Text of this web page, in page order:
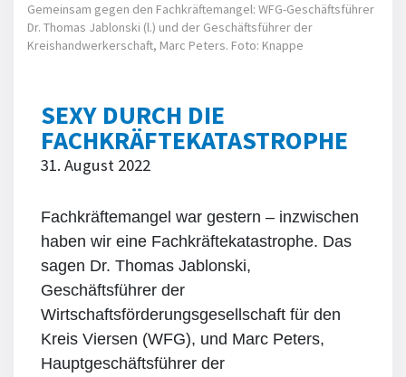
Gemeinsam gegen den Fachkräftemangel: WFG-Geschäftsführer
Dr. Thomas Jablonski (l.) und der Geschäftsführer der
Kreishandwerkerschaft, Marc Peters. Foto: Knappe
SEXY DURCH DIE
FACHKRÄFTEKATASTROPHE
31. August 2022
Fachkräftemangel war gestern – inzwischen
haben wir eine Fachkräftekatastrophe. Das
sagen Dr. Thomas Jablonski,
Geschäftsführer der
Wirtschaftsförderungsgesellschaft für den
Kreis Viersen (WFG), und Marc Peters,
Hauptgeschäftsführer der